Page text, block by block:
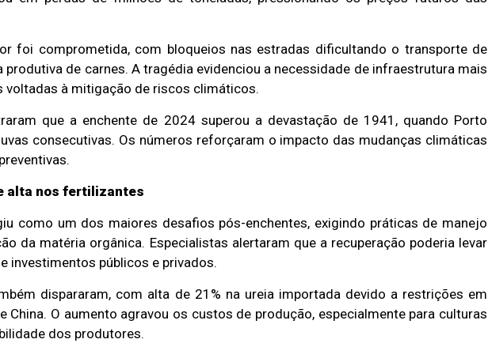
foi comprometida, com bloqueios nas estradas dificultando o transporte de
produtiva de carnes. A tragédia evidenciou a necessidade de infraestrutura mais
voltadas à mitigação de riscos climáticos.
que a enchente de 2024 superou a devastação de 1941, quando Porto
consecutivas. Os números reforçaram o impacto das mudanças climáticas
alta nos fertilizantes
como um dos maiores desafios pós-enchentes, exigindo práticas de manejo
da matéria orgânica. Especialistas alertaram que a recuperação poderia levar
investimentos públicos e privados.
dispararam, com alta de 21% na ureia importada devido a restrições em
China. O aumento agravou os custos de produção, especialmente para culturas
dos produtores.